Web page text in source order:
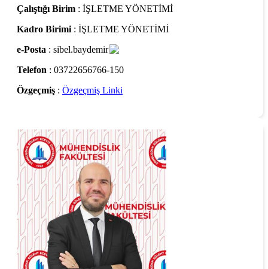
Çalıştığı Birim : İŞLETME YÖNETİMİ
Kadro Birimi : İŞLETME YÖNETİMİ
e-Posta : sibel.baydemir
Telefon : 03722656766-150
Özgeçmiş : Özgeçmiş Linki